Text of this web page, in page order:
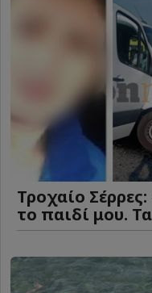
Τροχαίο
το παιδί μου.